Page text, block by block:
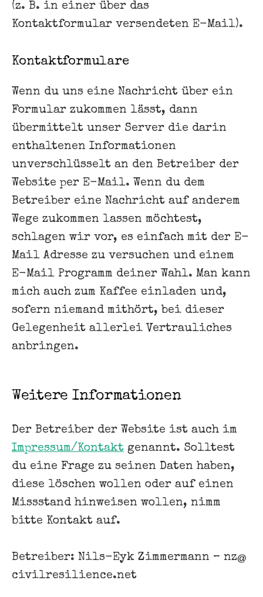
(z. B. in einer über das
Kontaktformular versendeten E-Mail).
Kontaktformulare
Wenn du uns eine Nachricht über ein
Formular zukommen lässt, dann
übermittelt unser Server die darin
enthaltenen Informationen
unverschlüsselt an den Betreiber der
Website per E-Mail. Wenn du dem
Betreiber eine Nachricht auf anderem
Wege zukommen lassen möchtest,
schlagen wir vor, es einfach mit der E-
Mail Adresse zu versuchen und einem
E-Mail Programm deiner Wahl. Man kann
mich auch zum Kaffee einladen und,
sofern niemand mithört, bei dieser
Gelegenheit allerlei Vertrauliches
anbringen.
Weitere Informationen
Der Betreiber der Website ist auch im
Impressum/Kontakt genannt. Solltest
du eine Frage zu seinen Daten haben,
diese löschen wollen oder auf einen
Missstand hinweisen wollen, nimm
bitte Kontakt auf.
Betreiber: Nils-Eyk Zimmermann – nz
civilresilience.net